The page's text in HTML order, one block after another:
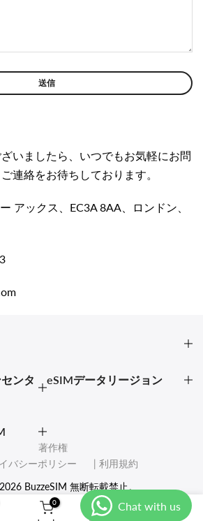
いましたら、いつでもお気軽にお問
連絡をお待ちしております。
アックス、EC3A 8AA、ロンドン、
ンタ
eSIMデータリージョン
著作権
バシーポリシー
| 利用規約
BuzzeSIM 無断転載禁止。
0